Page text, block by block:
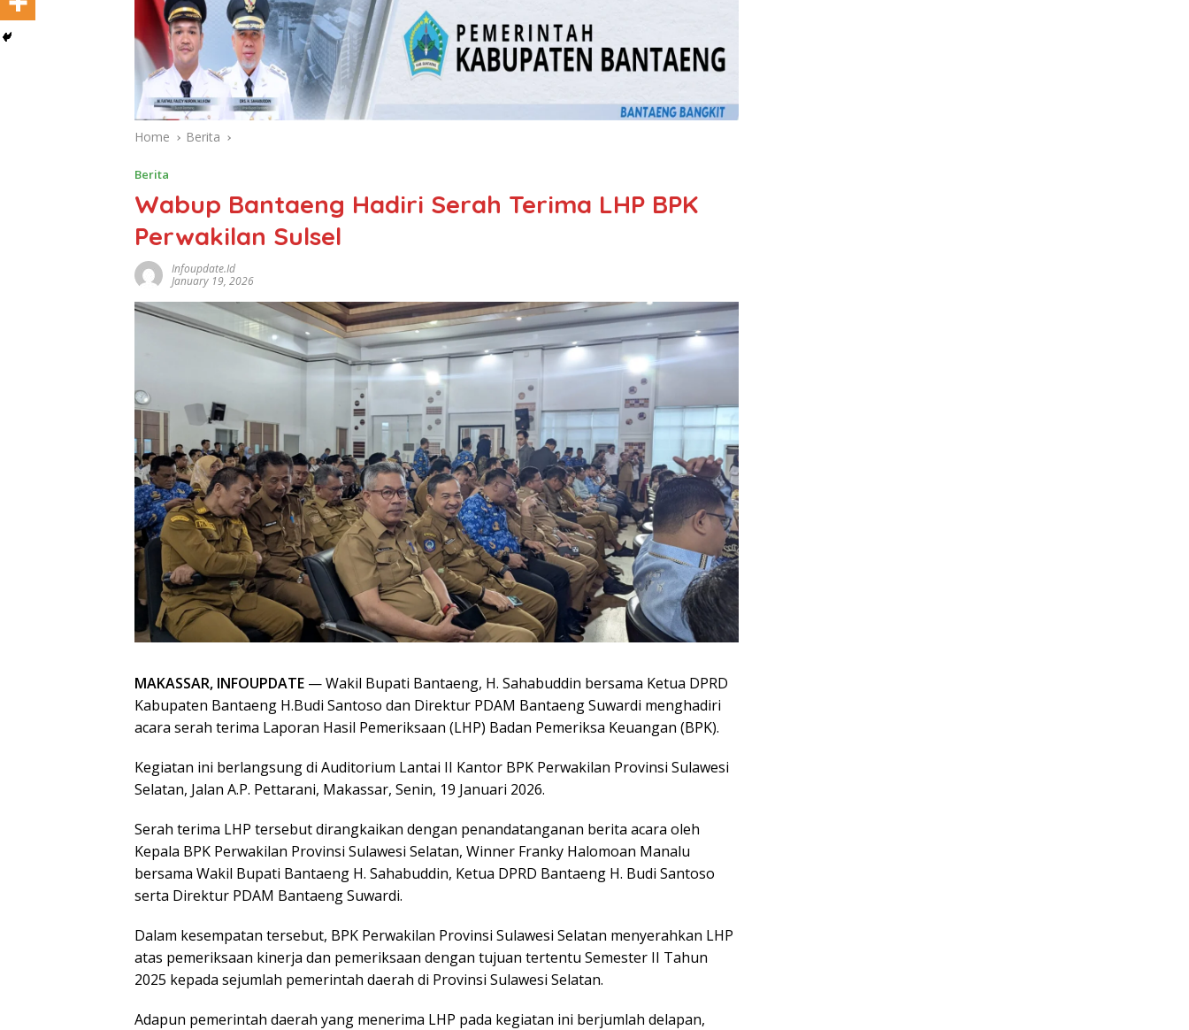
Home Berita
Berita
Wabup Bantaeng Hadiri Serah Terima LHP BPK
Perwakilan Sulsel
Infoupdate.id
January 19, 2026
MAKASSAR, INFOUPDATE — Wakil Bupati Bantaeng, H. Sahabuddin bersama Ketua DPRD
Kabupaten Bantaeng H.Budi Santoso dan Direktur PDAM Bantaeng Suwardi menghadiri
acara serah terima Laporan Hasil Pemeriksaan (LHP) Badan Pemeriksa Keuangan (BPK).
Kegiatan ini berlangsung di Auditorium Lantai II Kantor BPK Perwakilan Provinsi Sulawesi
Selatan, Jalan A.P. Pettarani, Makassar, Senin, 19 Januari 2026.
Serah terima LHP tersebut dirangkaikan dengan penandatanganan berita acara oleh
Kepala BPK Perwakilan Provinsi Sulawesi Selatan, Winner Franky Halomoan Manalu
bersama Wakil Bupati Bantaeng H. Sahabuddin, Ketua DPRD Bantaeng H. Budi Santoso
serta Direktur PDAM Bantaeng Suwardi.
Dalam kesempatan tersebut, BPK Perwakilan Provinsi Sulawesi Selatan menyerahkan LHP
atas pemeriksaan kinerja dan pemeriksaan dengan tujuan tertentu Semester II Tahun
2025 kepada sejumlah pemerintah daerah di Provinsi Sulawesi Selatan.
Adapun pemerintah daerah yang menerima LHP pada kegiatan ini berjumlah delapan,